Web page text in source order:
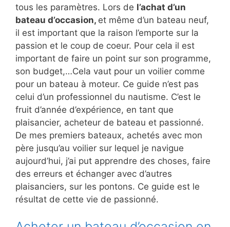
tous les paramètres. Lors de l’achat d’un
bateau d’occasion, et même d’un bateau neuf,
il est important que la raison l’emporte sur la
passion et le coup de coeur. Pour cela il est
important de faire un point sur son programme,
son budget,…Cela vaut pour un voilier comme
pour un bateau à moteur. Ce guide n’est pas
celui d’un professionnel du nautisme. C’est le
fruit d’année d’expérience, en tant que
plaisancier, acheteur de bateau et passionné.
De mes premiers bateaux, achetés avec mon
père jusqu’au voilier sur lequel je navigue
aujourd’hui, j’ai put apprendre des choses, faire
des erreurs et échanger avec d’autres
plaisanciers, sur les pontons. Ce guide est le
résultat de cette vie de passionné.